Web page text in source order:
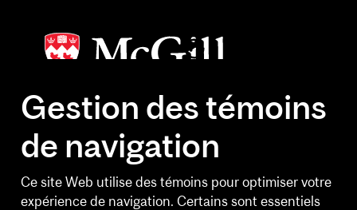
Gestion des témoins
de navigation
Ce site Web utilise des témoins pour optimiser votre
expérience de navigation. Certains sont essentiels
HEURES D'OUVERTURE
Lundi au vendredi
6 h 30 à 20 h 30